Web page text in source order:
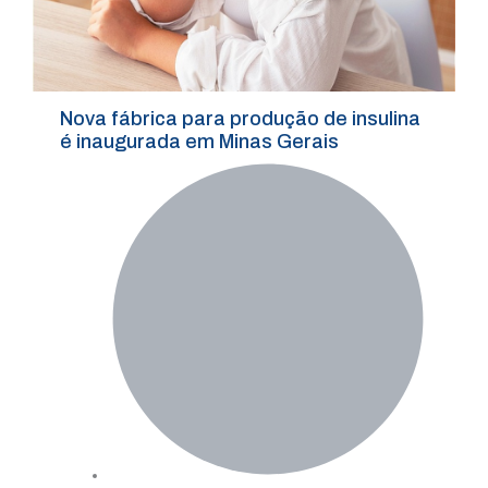
Nova fábrica para produção de insulina
é inaugurada em Minas Gerais